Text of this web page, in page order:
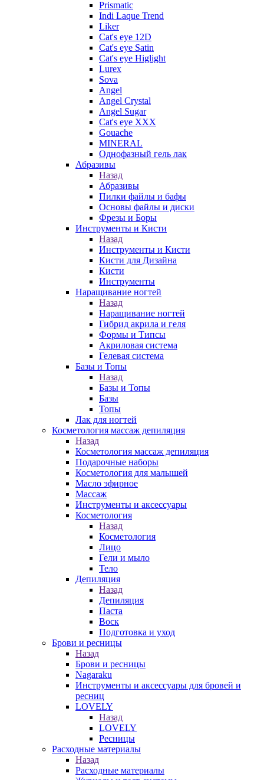
Prismatic
Indi Laque Trend
Liker
Cat's eye 12D
Cat's eye Satin
Cat's eye Higlight
Lurex
Sova
Angel
Angel Crystal
Angel Sugar
Cat's eye XXX
Gouache
MINERAL
Однофазный гель лак
Абразивы
Назад
Абразивы
Пилки файлы и бафы
Основы файлы и диски
Фрезы и Боры
Инструменты и Кисти
Назад
Инструменты и Кисти
Кисти для Дизайна
Кисти
Инструменты
Наращивание ногтей
Назад
Наращивание ногтей
Гибрид акрила и геля
Формы и Типсы
Акриловая система
Гелевая система
Базы и Топы
Назад
Базы и Топы
Базы
Топы
Лак для ногтей
Косметология массаж депиляция
Назад
Косметология массаж депиляция
Подарочные наборы
Косметология для малышей
Масло эфирное
Массаж
Инструменты и аксессуары
Косметология
Назад
Косметология
Лицо
Гели и мыло
Тело
Депиляция
Назад
Депиляция
Паста
Воск
Подготовка и уход
Брови и ресницы
Назад
Брови и ресницы
Nagaraku
Инструменты и аксессуары для бровей и
ресниц
LOVELY
Назад
LOVELY
Ресницы
Расходные материалы
Назад
Расходные материалы